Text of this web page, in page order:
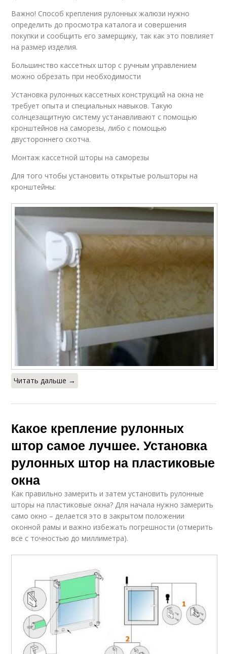
Важно! Способ крепления рулонных жалюзи нужно
определить до просмотра каталога и совершения
покупки и сообщить его замерщику, так как это повлияет
на размер изделия.
Большинство кассетных штор с ручным управлением
можно обрезать при необходимости
Установка рулонных кассетных конструкций на окна не
требует опыта и специальных навыков. Такую
солнцезащитную систему устанавливают с помощью
кронштейнов на саморезы, либо с помощью
двустороннего скотча.
Монтаж кассетной шторы на саморезы
Для того чтобы установить открытые рольшторы на
кронштейны:
Читать дальше →
Какое крепление рулонных
штор самое лучшее. Установка
рулонных штор на пластиковые
окна
Как правильно замерить и затем установить рулонные
шторы на пластиковые окна? Для начала нужно замерить
само окно – делается это в закрытом положении
оконной рамы и важно избежать погрешности (отмерить
все с точностью до миллиметра).